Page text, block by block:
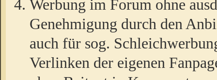
Werbung im Forum ohne
Genehmigung durch den
auch für sog.
Verlinken der eigenen